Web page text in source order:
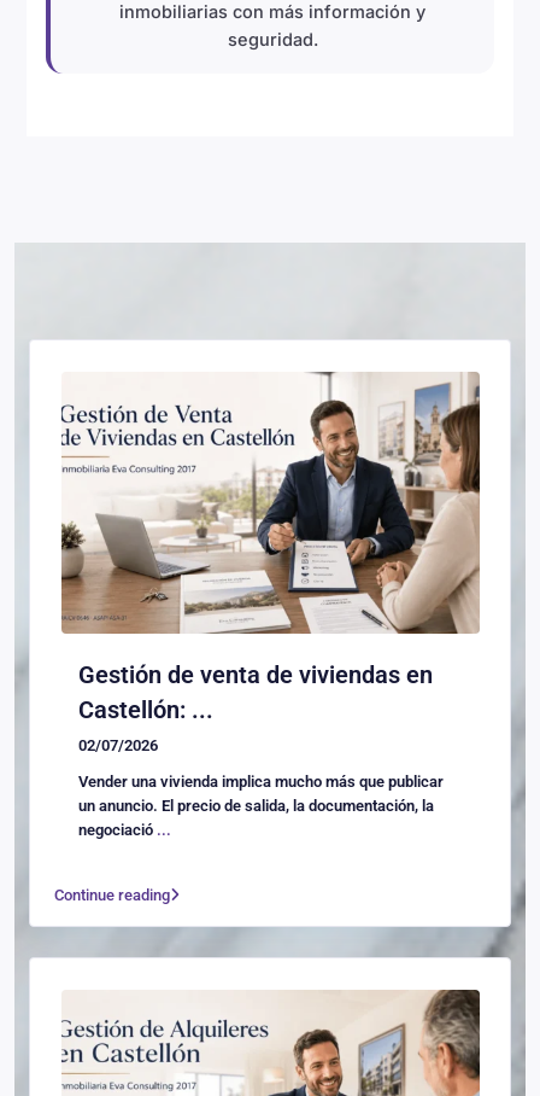
inmobiliarias con más información y
seguridad.
Gestión de venta de viviendas en
Castellón: ...
02/07/2026
Vender una vivienda implica mucho más que publicar
un anuncio. El precio de salida, la documentación, la
negociació ...
Continue reading